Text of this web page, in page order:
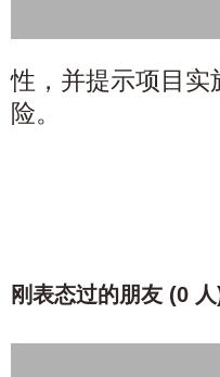
性，并提示项目实
险。
刚表态过的朋友 (0 人